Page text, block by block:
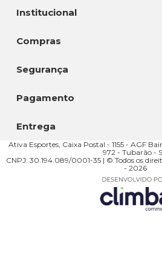
Institucional
Compras
Segurança
Pagamento
Entrega
Ativa Esportes, Caixa Postal - 1155 - AGF
972 - Tubarão -
CNPJ: 30.194.089/0001-35 | © Todos os
- 2026